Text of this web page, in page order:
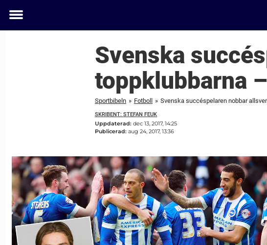
Toggle
Svenska
toppklubbarna
Sportbibeln » Fotboll » Svenska succéspelaren nobbar
SKRIBENT: STEFAN FEUK
Uppdaterad: dec 13, 2017, 14:25
Publicerad: aug 24, 2017, 13:36